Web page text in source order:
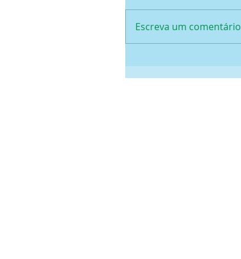
Escreva um comentário